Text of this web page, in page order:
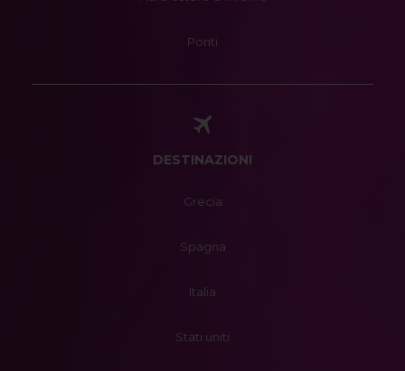
Ponti
DESTINAZIONI
Grecia
Spagna
Italia
Stati uniti